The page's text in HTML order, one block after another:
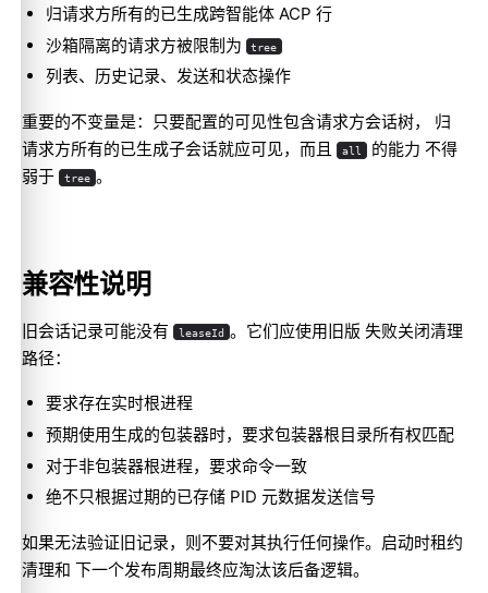
归请求方所有的已生成跨智能体 ACP 行
沙箱隔离的请求方被限制为
tree
列表、历史记录、发送和状态操作
重要的不变量是：只要配置的可见性包含请求方会话树， 归
请求方所有的已生成子会话就应可见，而且
all 的能力 不得
弱于
tree 。
兼容性说明
旧会话记录可能没有 leaseId 。它们应使用旧版 失败关闭清理
路径：
要求存在实时根进程
预期使用生成的包装器时，要求包装器根目录所有权匹配
对于非包装器根进程，要求命令一致
绝不只根据过期的已存储 PID 元数据发送信号
如果无法验证旧记录，则不要对其执行任何操作。启动时租约
清理和 下一个发布周期最终应淘汰该后备逻辑。